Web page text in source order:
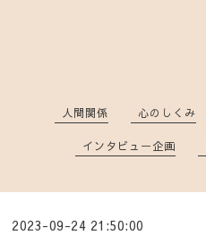
人間関係 心のしくみ
インタビュー企画
2023-09-24 21:50:00